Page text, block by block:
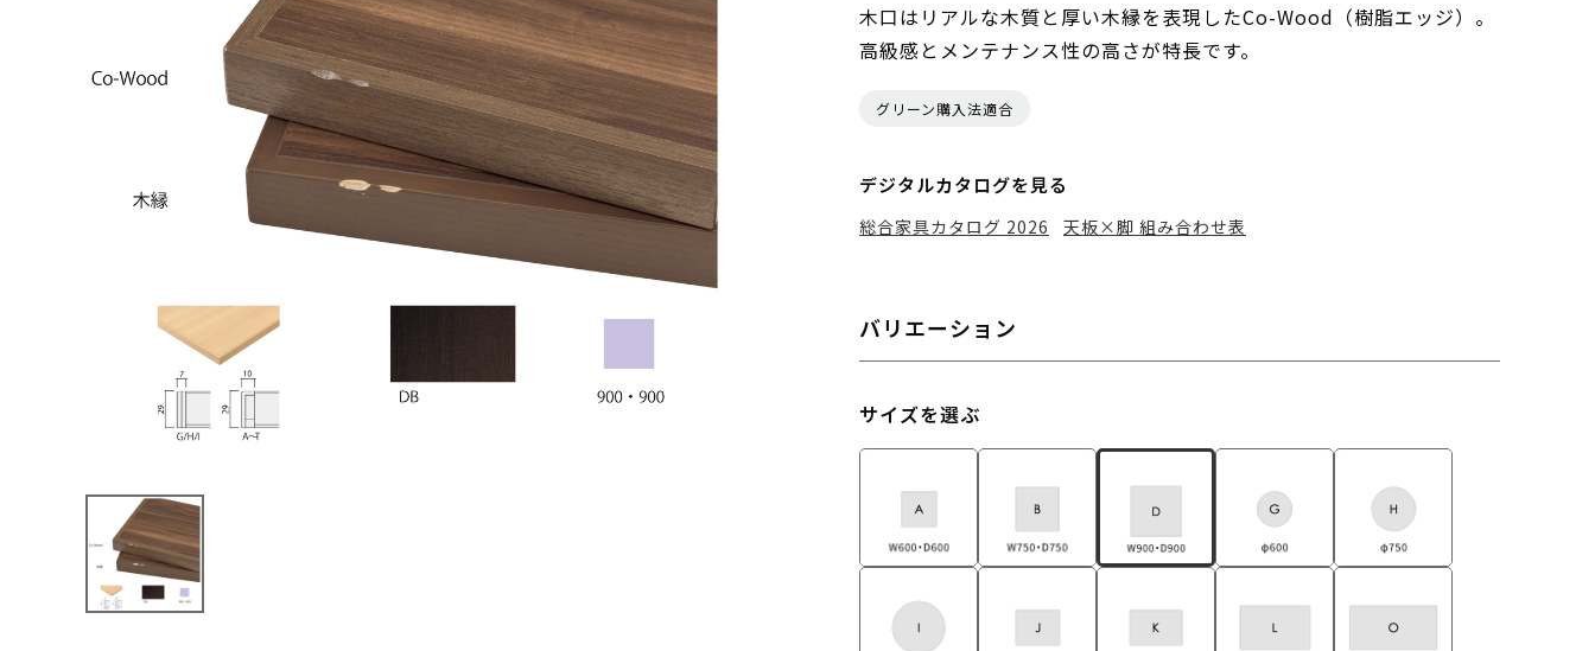
木口はリアルな木質と厚い木縁を表現したCo-Wood（樹脂エッジ）。
高級感とメンテナンス性の高さが特長です。
グリーン購入法適合
デジタルカタログを見る
総合家具カタログ 2026 天板×脚 組み合わせ表
バリエーション
サイズを選ぶ